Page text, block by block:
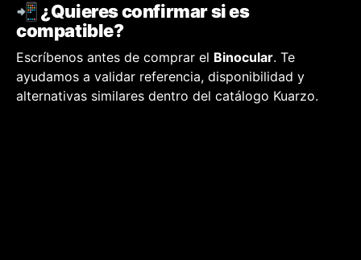
📲 ¿Quieres confirmar si es
compatible?
Escríbenos antes de comprar el Binocular. Te
ayudamos a validar referencia, disponibilidad y
alternativas similares dentro del catálogo Kuarzo.